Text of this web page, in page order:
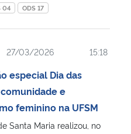
04 ODS 17
27/03/2026 15:18
especial Dia das
e
feminino na UFSM
Santa Maria realizou, no